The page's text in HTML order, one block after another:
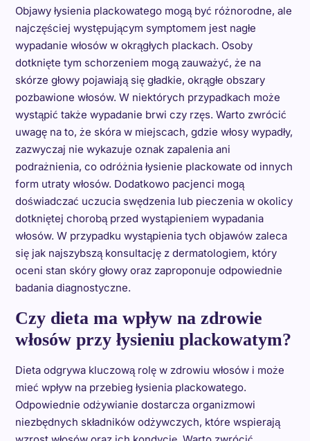
Objawy łysienia plackowatego mogą być różnorodne, ale
najczęściej występującym symptomem jest nagłe
wypadanie włosów w okrągłych plackach. Osoby
dotknięte tym schorzeniem mogą zauważyć, że na
skórze głowy pojawiają się gładkie, okrągłe obszary
pozbawione włosów. W niektórych przypadkach może
wystąpić także wypadanie brwi czy rzęs. Warto zwrócić
uwagę na to, że skóra w miejscach, gdzie włosy wypadły,
zazwyczaj nie wykazuje oznak zapalenia ani
podrażnienia, co odróżnia łysienie plackowate od innych
form utraty włosów. Dodatkowo pacjenci mogą
doświadczać uczucia swędzenia lub pieczenia w okolicy
dotkniętej chorobą przed wystąpieniem wypadania
włosów. W przypadku wystąpienia tych objawów zaleca
się jak najszybszą konsultację z dermatologiem, który
oceni stan skóry głowy oraz zaproponuje odpowiednie
badania diagnostyczne.
Czy dieta ma wpływ na zdrowie
włosów przy łysieniu plackowatym?
Dieta odgrywa kluczową rolę w zdrowiu włosów i może
mieć wpływ na przebieg łysienia plackowatego.
Odpowiednie odżywianie dostarcza organizmowi
niezbędnych składników odżywczych, które wspierają